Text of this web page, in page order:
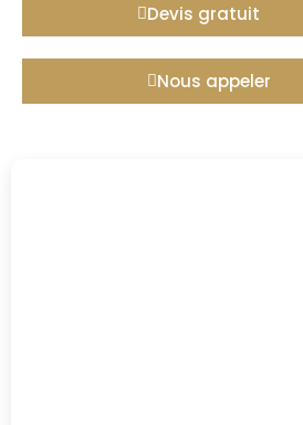
Devis gratuit
Nous appeler